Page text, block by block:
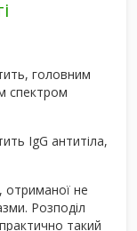
головним
спектром
IgG антитіла,
отриманої не
Розподіл
практично такий